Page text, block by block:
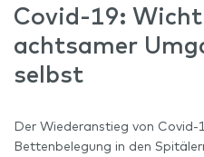
Covid-19:
achtsamer
selbst
Der Wiederanstieg von Covid-
Bettenbelegung in den